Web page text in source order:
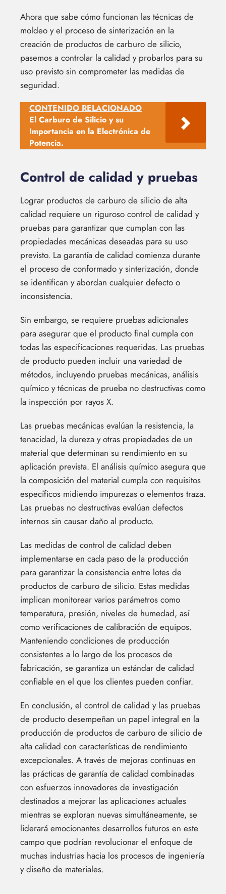
Ahora que sabe cómo funcionan las técnicas de
moldeo y el proceso de sinterización en la
creación de productos de carburo de silicio,
pasemos a controlar la calidad y probarlos para su
uso previsto sin comprometer las medidas de
seguridad.
CONTENIDO RELACIONADO
El Carburo de Silicio y su
Importancia en la Electrónica de
Potencia.
Control de calidad y pruebas
Lograr productos de carburo de silicio de alta
calidad requiere un riguroso control de calidad y
pruebas para garantizar que cumplan con las
propiedades mecánicas deseadas para su uso
previsto. La garantía de calidad comienza durante
el proceso de conformado y sinterización, donde
se identifican y abordan cualquier defecto o
inconsistencia.
Sin embargo, se requiere pruebas adicionales
para asegurar que el producto final cumpla con
todas las especificaciones requeridas. Las pruebas
de producto pueden incluir una variedad de
métodos, incluyendo pruebas mecánicas, análisis
químico y técnicas de prueba no destructivas como
la inspección por rayos X.
Las pruebas mecánicas evalúan la resistencia, la
tenacidad, la dureza y otras propiedades de un
material que determinan su rendimiento en su
aplicación prevista. El análisis químico asegura que
la composición del material cumpla con requisitos
específicos midiendo impurezas o elementos traza.
Las pruebas no destructivas evalúan defectos
internos sin causar daño al producto.
Las medidas de control de calidad deben
implementarse en cada paso de la producción
para garantizar la consistencia entre lotes de
productos de carburo de silicio. Estas medidas
implican monitorear varios parámetros como
temperatura, presión, niveles de humedad, así
como verificaciones de calibración de equipos.
Manteniendo condiciones de producción
consistentes a lo largo de los procesos de
fabricación, se garantiza un estándar de calidad
confiable en el que los clientes pueden confiar.
En conclusión, el control de calidad y las pruebas
de producto desempeñan un papel integral en la
producción de productos de carburo de silicio de
alta calidad con características de rendimiento
excepcionales. A través de mejoras continuas en
las prácticas de garantía de calidad combinadas
con esfuerzos innovadores de investigación
destinados a mejorar las aplicaciones actuales
mientras se exploran nuevas simultáneamente, se
liderará emocionantes desarrollos futuros en este
campo que podrían revolucionar el enfoque de
muchas industrias hacia los procesos de ingeniería
y diseño de materiales.